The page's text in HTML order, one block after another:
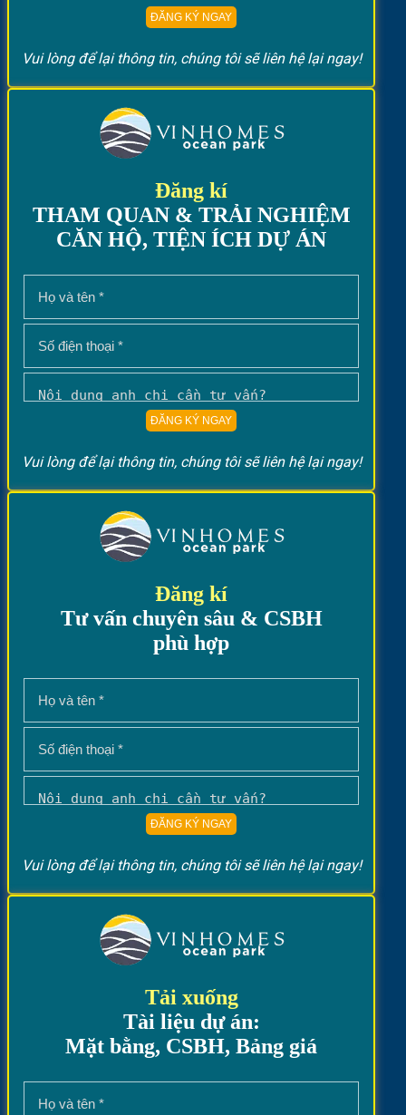
Vui lòng để lại thông tin, chúng tôi sẽ liên hệ lại ngay!
Đăng kí
THAM QUAN & TRẢI NGHIỆM
CĂN HỘ, TIỆN ÍCH DỰ ÁN
Vui lòng để lại thông tin, chúng tôi sẽ liên hệ lại ngay!
Đăng kí
Tư vấn chuyên sâu & CSBH
phù hợp
Vui lòng để lại thông tin, chúng tôi sẽ liên hệ lại ngay!
Tải xuống
Tài liệu dự án:
Mặt bằng, CSBH, Bảng giá